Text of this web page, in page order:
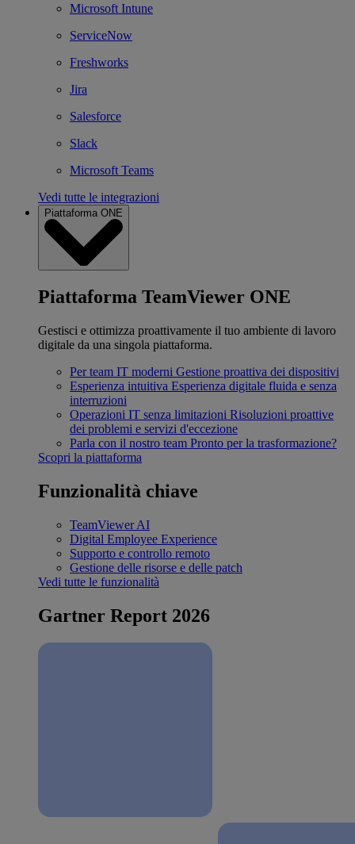
Microsoft Intune
ServiceNow
Freshworks
Jira
Salesforce
Slack
Microsoft Teams
Vedi tutte le integrazioni
Piattaforma ONE
Piattaforma TeamViewer ONE
Gestisci e ottimizza proattivamente il tuo ambiente di lavoro
digitale da una singola piattaforma.
Per team IT moderni Gestione proattiva dei dispositivi
Esperienza intuitiva Esperienza digitale fluida e senza
interruzioni
Operazioni IT senza limitazioni Risoluzioni proattive
dei problemi e servizi d'eccezione
Parla con il nostro team Pronto per la trasformazione?
Scopri la piattaforma
Funzionalità chiave
TeamViewer AI
Digital Employee Experience
Supporto e controllo remoto
Gestione delle risorse e delle patch
Vedi tutte le funzionalità
Gartner Report 2026